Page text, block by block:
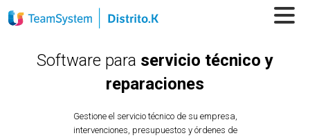
Software para servicio técnico y
reparaciones
Gestione el servicio técnico de su empresa,
intervenciones, presupuestos y órdenes de